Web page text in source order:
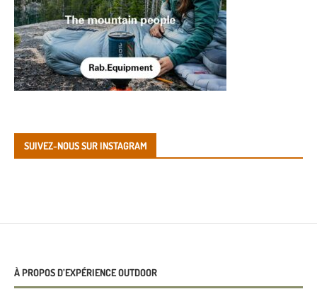
SUIVEZ-NOUS SUR INSTAGRAM
À PROPOS D’EXPÉRIENCE OUTDOOR